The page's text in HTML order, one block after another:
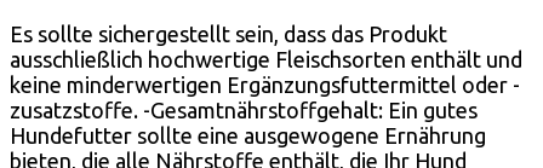
Es sollte sichergestellt sein, dass das Produkt
ausschließlich hochwertige Fleischsorten enthält und
keine minderwertigen Ergänzungsfuttermittel oder -
zusatzstoffe. -Gesamtnährstoffgehalt: Ein gutes
Hundefutter sollte eine ausgewogene Ernährung
bieten, die alle Nährstoffe enthält, die Ihr Hund